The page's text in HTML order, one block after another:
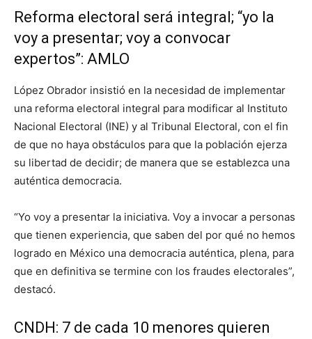
Reforma electoral será integral; “yo la
voy a presentar; voy a convocar
expertos”: AMLO
López Obrador insistió en la necesidad de implementar
una reforma electoral integral para modificar al Instituto
Nacional Electoral (INE) y al Tribunal Electoral, con el fin
de que no haya obstáculos para que la población ejerza
su libertad de decidir; de manera que se establezca una
auténtica democracia.
“Yo voy a presentar la iniciativa. Voy a invocar a personas
que tienen experiencia, que saben del por qué no hemos
logrado en México una democracia auténtica, plena, para
que en definitiva se termine con los fraudes electorales”,
destacó.
CNDH: 7 de cada 10 menores quieren